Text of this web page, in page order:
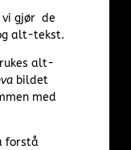
vi gjør de
alt-tekst.
alt-
bildet
med
forstå